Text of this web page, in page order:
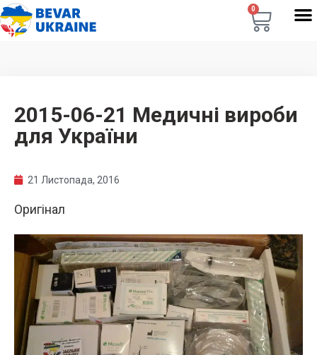
0
2015-06-21 Медичні вироби
для України
21 Листопада, 2016
Оригінал